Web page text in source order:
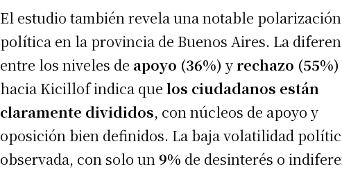
El estudio también revela una notable polarización
política en la provincia de Buenos Aires. La
entre los niveles de apoyo (36%)yrechazo (55%)
hacia Kicillof indica quelos ciudadanos están
claramente divididos, con núcleos de apoyo y
oposición bien definidos. La baja volatilidad
observada, con solo un9% de desinterés o